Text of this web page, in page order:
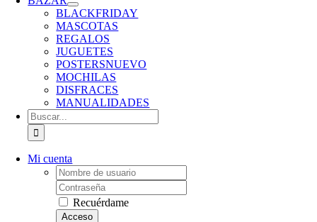
BLACKFRIDAY
MASCOTAS
REGALOS
JUGUETES
POSTERSNUEVO
MOCHILAS
DISFRACES
MANUALIDADES
Buscar:
Mi cuenta
Username:
Password:
Recuérdame